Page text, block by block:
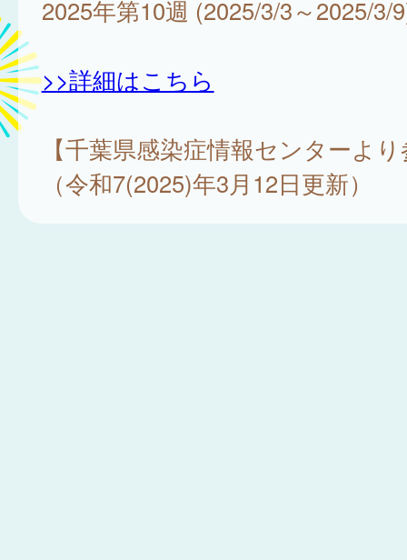
2025年第10週 (2025/3/3～2025/3/
>>詳細はこちら
【千葉県感染症情報センターよ
（令和7(2025)年3月12日更新）